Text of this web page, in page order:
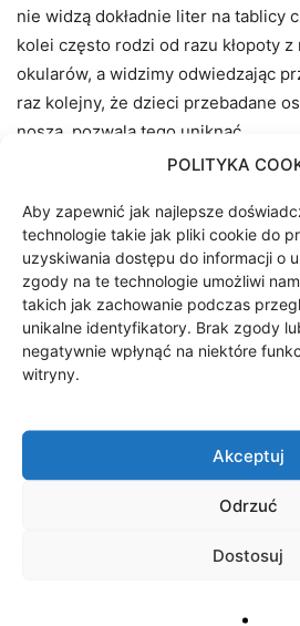
POLITYKA
Aby zapewnić jak najlepsze
technologie takie jak pliki cookie do
uzyskiwania dostępu do informacji o
zgody na te technologie umożliwi
takich jak zachowanie podczas
unikalne identyfikatory. Brak zgody
negatywnie wpłynąć na niektóre
witryny.
Akceptuj
Odrzuć
Dostosuj
nie widzą dokładnie liter na tablicy
kolei często rodzi od razu kłopoty z
okularów, a widzimy odwiedzając
raz kolejny, że dzieci przebadane
noszą, pozwala tego uniknąć.
tym czasie dziesiątki akcji
kilkunastu przedsiębiorców.– Na
lionsi szczególną wagę przykładają
wzrok, co wpisuje się w nasze
„Służymy”– mówiRadosław
Szczecinek.– Z pomocą naszej
pandemią zakupiliśmy pięć
Przedszkola Miś. Jedno z nich
dwóch lat wracamy do tego i
dzieci ma skontrolowany wzrok.
całej akcji to właśnie czas i